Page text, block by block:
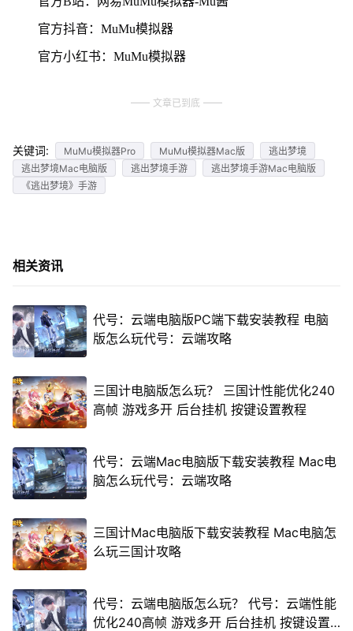
官方抖音：MuMu模拟器
官方小红书：MuMu模拟器
文章已到底
关键词: MuMu模拟器Pro MuMu模拟器Mac版
逃出梦境
逃出梦境Mac电脑版
逃出梦境手游
逃出梦境手游Mac电脑版
《逃出梦境》手游
相关资讯
代号：云端电脑版PC端下载安装教程 电脑
版怎么玩代号：云端攻略
三国计电脑版怎么玩？ 三国计性能优化240
高帧 游戏多开 后台挂机 按键设置教程
代号：云端Mac电脑版下载安装教程 Mac电
脑怎么玩代号：云端攻略
三国计Mac电脑版下载安装教程 Mac电脑怎
么玩三国计攻略
代号：云端电脑版怎么玩？ 代号：云端性能
优化240高帧 游戏多开 后台挂机 按键设置